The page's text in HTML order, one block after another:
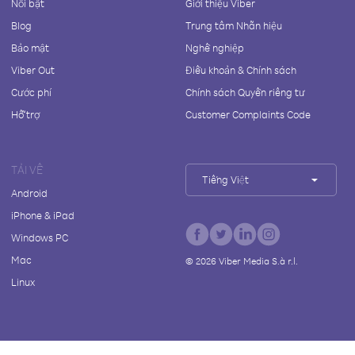
Nổi bật
Blog
Bảo mật
Viber Out
Cước phí
Hỗ trợ
Giới thiệu Viber
Trung tâm Nhãn hiệu
Nghề nghiệp
Điều khoản & Chính sách
Chính sách Quyền riêng tư
Customer Complaints Code
TẢI VỀ
Android
iPhone & iPad
Windows PC
Mac
Linux
Tiếng Việt
© 2026Viber Media S.à r.l.